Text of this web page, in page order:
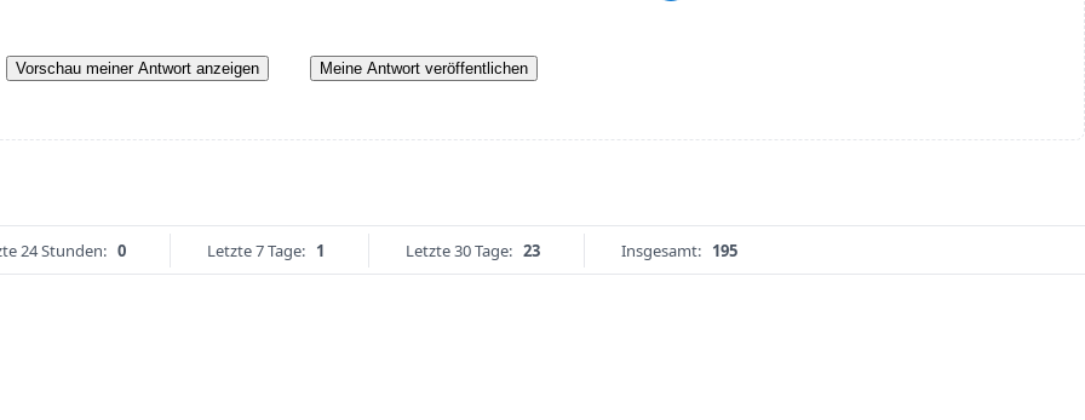
Vorschau meiner Antwort anzeigen Meine Antwort veröffentlichen
24 Stunden: 0 Letzte 7 Tage: 1 Letzte 30 Tage: 23 Insgesamt: 195